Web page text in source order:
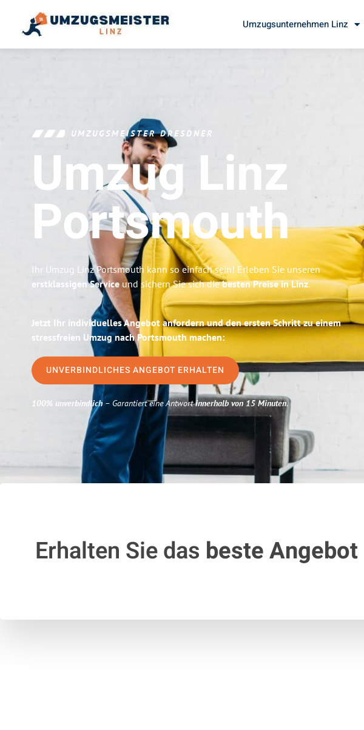
Umzugsunternehmen Linz
UMZUGSMEISTER DRESDNER
Umzug Linz
Portsmouth
Ihr Umzug Linz Portsmouth kann so einfach sein! Erleben Sie unseren
erstklassigen Service und sichern Sie sich diebesten Preise in Linz.
Jetzt Ihr individuelles Angebot anfordern und den ersten Schritt zu einem
stressfreien Umzug nach Portsmouth machen:
UNVERBINDLICHES ANGEBOT ERHALTEN
100% unverbindlich– Garantiert eine Antwortinnerhalb von 15 Minuten.
Erhalten Sie das beste Angebot